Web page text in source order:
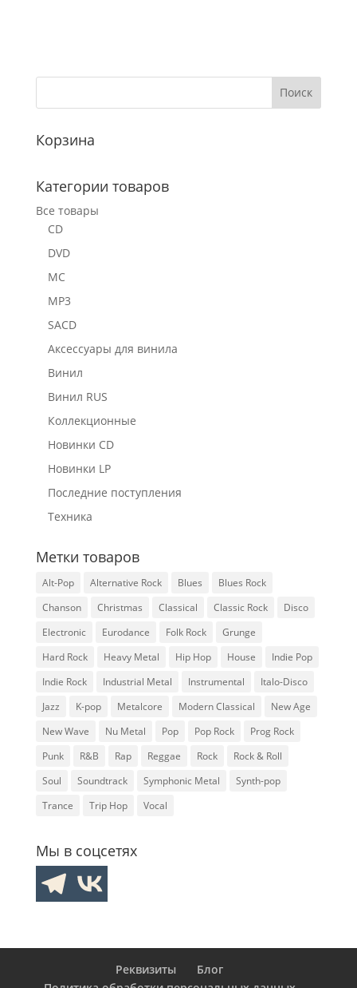
Корзина
Категории товаров
Все товары
CD
DVD
MC
MP3
SACD
Аксессуары для винила
Винил
Винил RUS
Коллекционные
Новинки CD
Новинки LP
Последние поступления
Техника
Метки товаров
Alt-Pop Alternative Rock Blues
Blues Rock
Chanson
Christmas Classical Classic Rock
Disco
Electronic
Eurodance Folk Rock
Grunge
Hard Rock
Heavy Metal Hip Hop House
Indie Pop
Indie Rock
Industrial Metal Instrumental
Italo-Disco
Jazz
K-pop Metalcore Modern Classical
New Age
New Wave
Nu Metal Pop Pop Rock
Prog Rock
Punk
R&B Rap Reggae Rock
Rock & Roll
Soul
Soundtrack Symphonic Metal
Synth-pop
Trance
Trip Hop Vocal
Мы в соцсетях
Реквизиты
Блог